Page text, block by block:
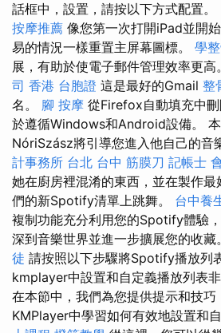
話框中，設置，請按以下方式配置。
按摩推薦 像您第一次打開iPad並開
易的情況一樣重置主屏幕圖標。 學
展，有助於使電子郵件管理效率更高
司 香港 台胞證 這是最好的Gmail 整
名。 腳 按摩 從Firefox自動填充中
於遵循Windows和Android設備。
NóriSzász將引導您進入他自己的音
計事務所 台北 台中 筋膜刀 記帳士
她在廚房裡混淆的東西，並在製作
們的新Spotify清單上跳舞。 台中養
複制功能充分利用您的Spotify體驗
深到音樂世界並進一步擴展您的收藏
徒 請按照以下步驟將Spotify播放列
kmplayer中設置和自定義播放列表
在本節中，我們為您提供提示和技巧
KMPlayer中學習如何有效地設置和